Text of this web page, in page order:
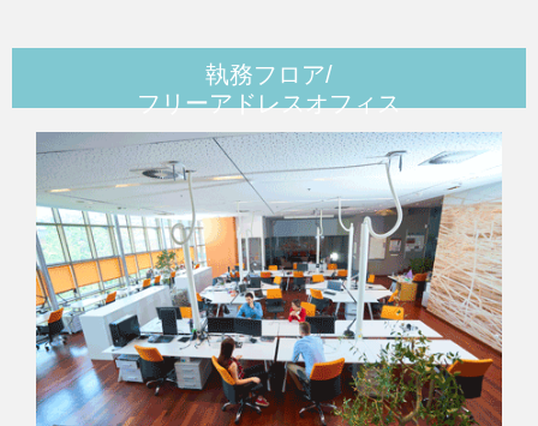
執務フロア/
フリーアドレスオフィス